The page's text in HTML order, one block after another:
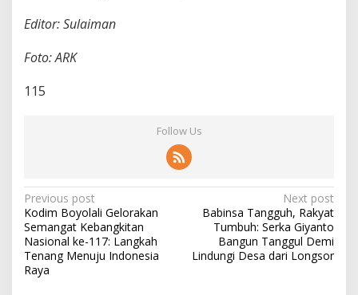
Editor: Sulaiman
Foto: ARK
115
Follow Us
P
o
s
t
Previous post
Kodim Boyolali Gelorakan
Semangat Kebangkitan
Nasional ke-117: Langkah
Tenang Menuju Indonesia
Raya
Next post
Babinsa Tangguh, Rakyat
Tumbuh: Serka Giyanto
Bangun Tanggul Demi
Lindungi Desa dari Longsor